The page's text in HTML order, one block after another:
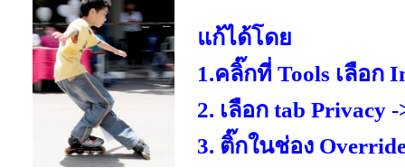
แก้ได้โดย
1.คลิ๊กที่ Tools เลือก
2. เลือก tab Privacy
3. ติ๊กในช่อง